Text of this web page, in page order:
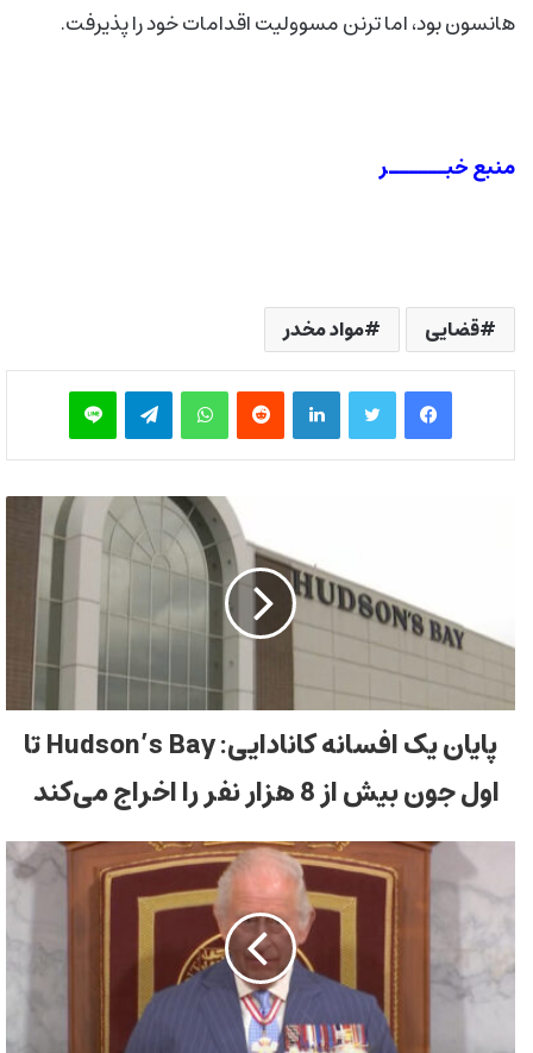
هانسون بود، اما ترنن مسوولیت اقدامات خود را پذیرفت.
منبع خبــــــر
قضایی مواد مخدر
فیس بوک توییتر لینکدین‫رددیت واتس آپ تلگرام لاین
پایان یک افسانه کانادایی: Hudson’s Bay تا
اول جون بیش از 8 هزار نفر را اخراج می‌کند